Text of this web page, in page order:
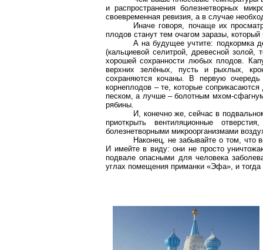
и распространения болезнетворных
своевременная ревизия, а в случае
Иначе говоря, почаще их
плодов станут тем очагом заразы, который
А на будущее учтите: подкормка
(кальциевой селитрой, древесной золой,
хорошей сохранности любых плодов.
верхних зелёных, пусть и рыхлых,
сохраняются кочаны. В первую
корнеплодов – те, которые
песком, а лучше – болотным мхом-
рябины.
И, конечно же, сейчас в
приоткрыть вентиляционные
болезнетворными микроорганизмами
Наконец, не забывайте о том,
И имейте в виду: они не просто
подвале опасными для человека
углах помещения приманки «Эфа», и тогда